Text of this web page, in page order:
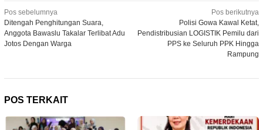
Navigasi
pos
Pos sebelumnya
Ditengah Penghitungan Suara,
Anggota Bawaslu Takalar Terlibat Adu
Jotos Dengan Warga
Pos berikutnya
Polisi Gowa Kawal Ketat,
Pendistribusian LOGISTIK Pemilu dari
PPS ke Seluruh PPK Hingga
Rampung
POS TERKAIT